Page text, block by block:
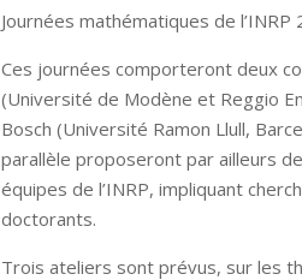
Journées mathématiques de l’INRP
Ces journées comporteront deux
(Université de Modène et Reggio
Bosch (Université Ramon Llull,
parallèle proposeront par ailleurs
équipes de l’INRP, impliquant
doctorants.
Trois ateliers sont prévus, sur les